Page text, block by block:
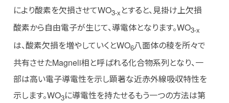
により酸素を欠損させてWO3-x とすると、見掛け上欠損
酸素から自由電子が生じて、導電体となります。WO3-x
は、酸素欠損を増やしていくとWO6八面体の稜を所々で
共有させたMagneli相と呼ばれる化合物系列となり、一
部は高い電子導電性を示し顕著な近赤外線吸収特性を
示します。WO3に導電性を持たせるもう一つの方法は第